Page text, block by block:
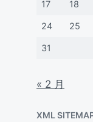
17 18
24 25
31
« 2 月
XML